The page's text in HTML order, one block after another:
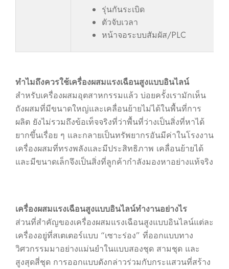
รุ่นกันระเบิด
ตัวจับเวลา
หน้าจอระบบสัมผัส/PLC
ทำไมถึงควรใช้เครื่องผสมแรงเฉือนสูงแบบอินไลน์
สำหรับเครื่องผสมอุตสาหกรรมแล้ว บ่อยครั้งเรามักเห็น
ถังผสมที่มีขนาดใหญ่และเคลื่อนย้ายไม่ได้ในพื้นที่การ
ผลิต ยังไม่รวมถึงข้อเท็จจริงที่ว่าพื้นที่ว่างเป็นสิ่งที่หาได้
ยากขึ้นเรื่อย ๆ และกลายเป็นทรัพยากรอันมีค่าในโรงงาน
เครื่องผสมที่ทรงพลังและมีประสิทธิภาพ เคลื่อนย้ายได้
และมีขนาดเล็กจึงเป็นสิ่งที่ลูกค้ากำลังมองหาอย่างแท้จริง
เครื่องผสมแรงเฉือนสูงแบบอินไลน์ทำงานอย่างไร
ส่วนที่สำคัญของเครื่องผสมแรงเฉือนสูงแบบอินไลน์แต่ละ
เครื่องอยู่ที่สเตเตอร์แบบ “เซาะร่อง” ที่ออกแบบทาง
วิศวกรรมมาอย่างแม่นยำในแบบสองชุด สามชุด และ
สูงสุดสี่ชุด การออกแบบดังกล่าวร่วมกับกระแสวนที่สร้าง